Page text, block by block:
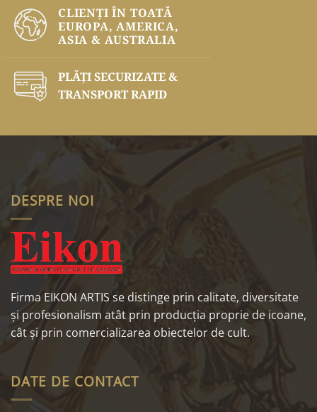
CLIENȚI ÎN TOATĂ
EUROPA, AMERICA,
ASIA & AUSTRALIA
PLĂŢI SECURIZATE &
TRANSPORT RAPID
DESPRE NOI
Firma EIKON ARTIS se distinge prin calitate, diversitate
și profesionalism atât prin producția proprie de icoane,
cât și prin comercializarea obiectelor de cult.
DATE DE CONTACT